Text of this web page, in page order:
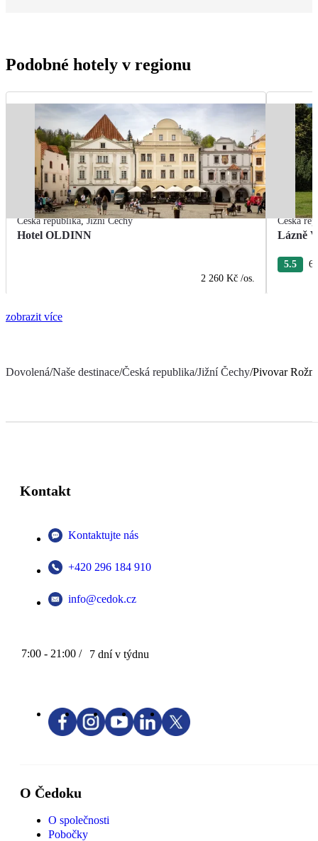
Podobné hotely v regionu
Česká republika,Jižní Čechy
Hotel OLDINN
2 260 Kč /os.
Česká
Lázně
5.5 6
zobrazit více
Dovolená/Naše destinace/Česká republika/Jižní Čechy/Pivovar
Kontakt
Kontaktujte nás
+420 296 184 910
info@cedok.cz
7:00 - 21:00 / 7 dní v týdnu
O Čedoku
O společnosti
Pobočky